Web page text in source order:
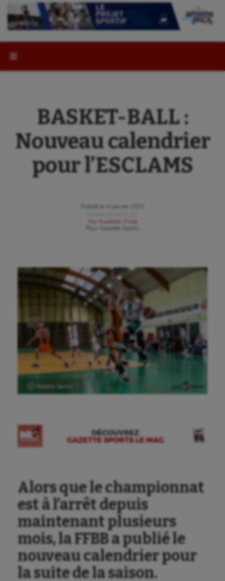
BASKET-BALL :
Nouveau calendrier
pour l’ESCLAMS
Publié le
4 janvier 2021
Par
Aurélien Finet
Gazette Sports
Alors que le championnat
est à l’arrêt depuis
maintenant plusieurs
mois, la FFBB a publié le
nouveau calendrier pour
la suite de la saison.